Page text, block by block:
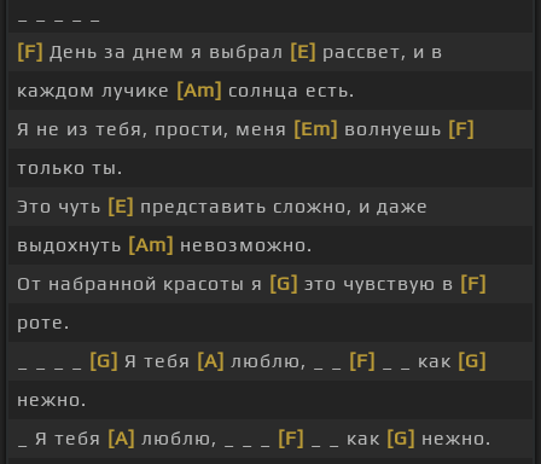
[F] День за днем я выбрал [E] рассвет, и в
каждом лучике [Am] солнца есть.
Я не из тебя, прости, меня [Em] волнуешь [F]
только ты.
Это чуть [E] представить сложно, и даже
выдохнуть [Am] невозможно.
От набранной красоты я [G] это чувствую в [F]
роте.
[G] Я тебя [A] люблю, _ _ [F] _ _ как [G]
нежно.
_ Я тебя [A] люблю, _ _ _ [F] _ _ как [G] нежно.